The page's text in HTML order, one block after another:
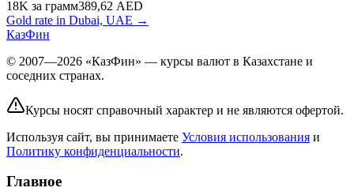
18K за грамм389,62 AED
Gold rate in Dubai, UAE →
КазФин
© 2007—2026 «КазФин» — курсы валют в Казахстане и
соседних странах.
Курсы носят справочный характер и не являются офертой.
Используя сайт, вы принимаете Условия использования и
Политику конфиденциальности.
Главное